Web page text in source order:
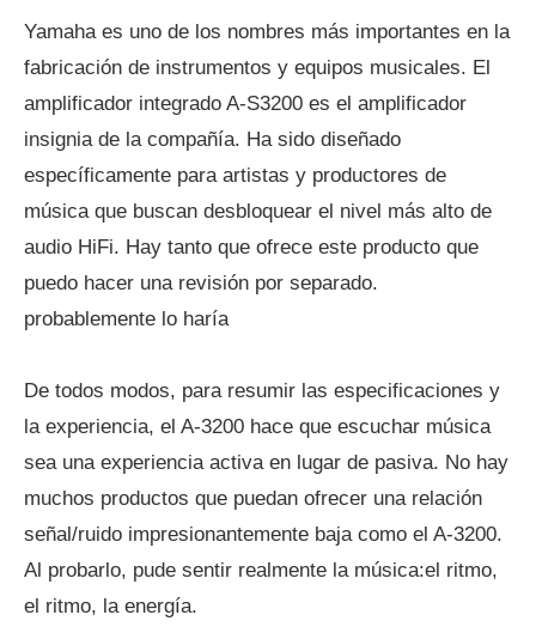
Yamaha es uno de los nombres más importantes en la
fabricación de instrumentos y equipos musicales. El
amplificador integrado A-S3200 es el amplificador
insignia de la compañía. Ha sido diseñado
específicamente para artistas y productores de
música que buscan desbloquear el nivel más alto de
audio HiFi. Hay tanto que ofrece este producto que
puedo hacer una revisión por separado.
probablemente lo haría
De todos modos, para resumir las especificaciones y
la experiencia, el A-3200 hace que escuchar música
sea una experiencia activa en lugar de pasiva. No hay
muchos productos que puedan ofrecer una relación
señal/ruido impresionantemente baja como el A-3200.
Al probarlo, pude sentir realmente la música:el ritmo,
el ritmo, la energía.